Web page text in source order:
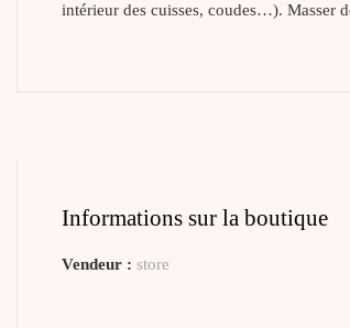
intérieur des cuisses, coudes…). Masser
Informations sur la boutique
Vendeur : store